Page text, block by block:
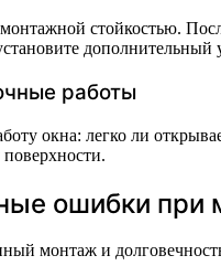
стойкостью.
дополнительный
работы
окна: легко ли
ошибки при
монтаж и